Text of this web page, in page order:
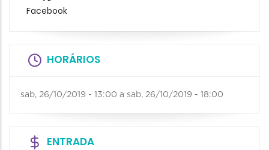
Facebook
HORÁRIOS
sab, 26/10/2019 - 13:00 a sab, 26/10/2019 - 18:00
ENTRADA